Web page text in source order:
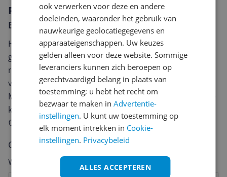
Reviews
Er zijn nog geen reviews geschreven
Heb jij dit product in bezit en wil je graag je mening
geven? Start dan hieronder met het schrijven van je
review. Afhankelijk van de details duurt het schrijven
van een review gemiddeld tussen de 3 en 10 minuten.
Met jouw mening help je andere bezoekers een betere
keuze te maken én maak je iedere maand kans op
€250,-!
Klik hier voor de actievoorwaarden.
Cijfer
Welk cijfer geef jij dit product?
ook verwerken voor deze en andere
doeleinden, waaronder het gebruik van
nauwkeurige geolocatiegegevens en
apparaateigenschappen. Uw keuzes
gelden alleen voor deze website. Sommige
leveranciers kunnen zich beroepen op
gerechtvaardigd belang in plaats van
toestemming; u hebt het recht om
bezwaar te maken inAdvertentie-
instellingen. U kunt uw toestemming op
elk moment intrekken in Cookie-
instellingen. Privacybeleid
ALLES ACCEPTEREN